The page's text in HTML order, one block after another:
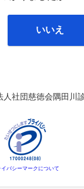
いいえ
人社団慈徳会隅田川
イバシーマークについて